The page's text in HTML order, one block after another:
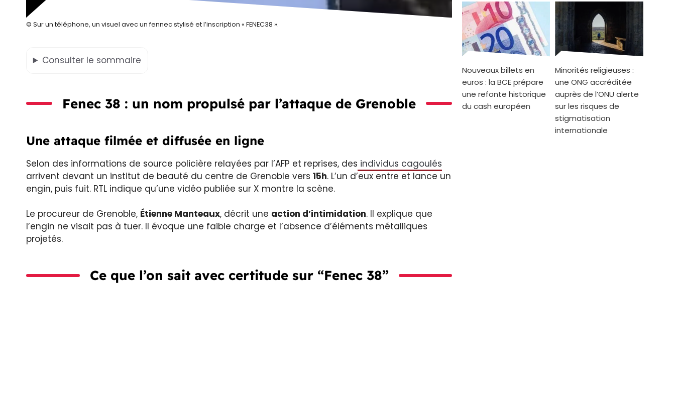
© Sur un téléphone, un visuel avec un fennec stylisé et l’inscription « FENEC38 ».
Consulter le sommaire
Fenec 38 : un nom propulsé par l’attaque de Grenoble
Une attaque filmée et diffusée en ligne
Selon des informations de source policière relayées par l’AFP et reprises, des individus cagoulés
arrivent devant un institut de beauté du centre de Grenoble vers 15h. L’un d’eux entre et lance un
engin, puis fuit. RTL indique qu’une vidéo publiée sur X montre la scène.
Le procureur de Grenoble, Étienne Manteaux, décrit une action d’intimidation. Il explique que
l’engin ne visait pas à tuer. Il évoque une faible charge et l’absence d’éléments métalliques
projetés.
Ce que l’on sait avec certitude sur “Fenec 38”
Nouveaux billets en
euros : la BCE prépare
une refonte historique
du cash européen
Minorités religieuses :
une ONG accréditée
auprès de l’ONU alerte
sur les risques de
stigmatisation
internationale